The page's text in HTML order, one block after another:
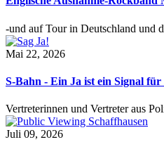
-und auf Tour in Deutschland und
Mai 22, 2026
S-Bahn - Ein Ja ist ein Signal
Vertreterinnen und Vertreter aus
Juli 09, 2026